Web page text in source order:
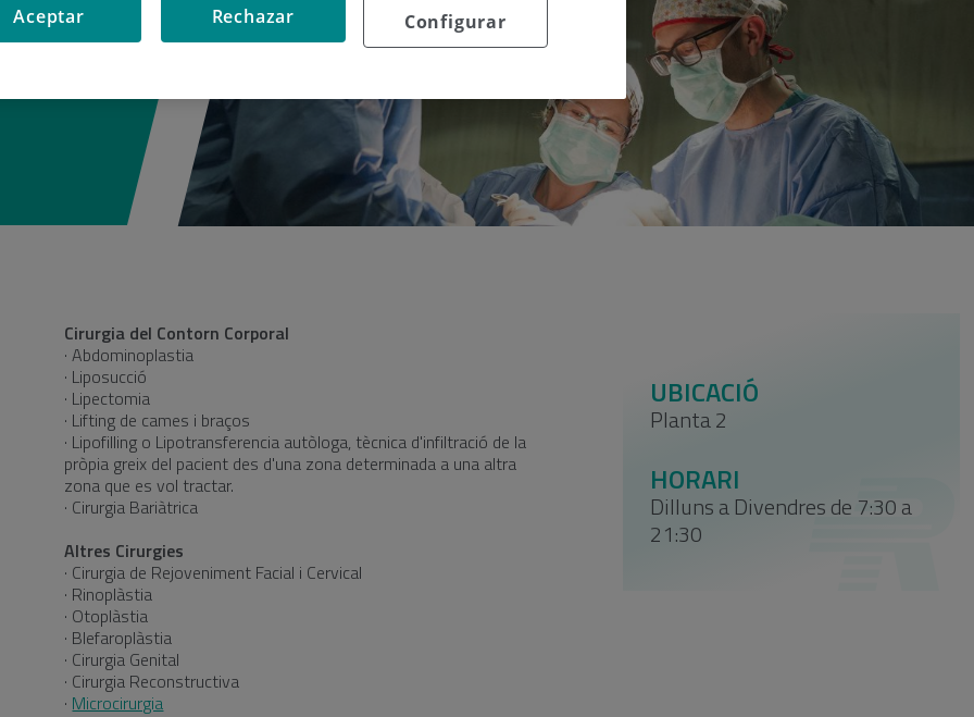
Cirurgia del Contorn Corporal
· Abdominoplastia
· Liposucció
· Lipectomia
· Lifting de cames i braços
· Lipofilling o Lipotransferencia autòloga, tècnica d'infiltració de la
pròpia greix del pacient des d'una zona determinada a una altra
zona que es vol tractar.
· Cirurgia Bariàtrica
Altres Cirurgies
· Cirurgia de Rejoveniment Facial i Cervical
· Rinoplàstia
· Otoplàstia
· Blefaroplàstia
· Cirurgia Genital
· Cirurgia Reconstructiva
· Microcirurgia
UBICACIÓ
Planta 2
HORARI
Dilluns a Divendres de 7:30 a
21:30
Configurar
Rechazar
Aceptar